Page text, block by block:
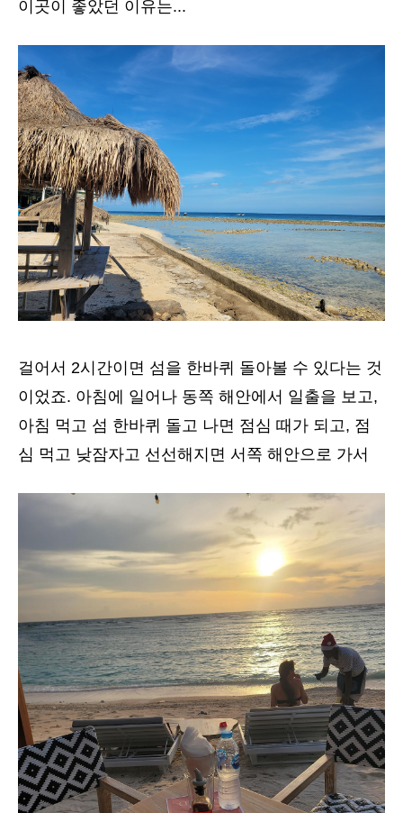
이곳이 좋았던 이유는...
걸어서 2시간이면 섬을 한바퀴 돌아볼 수 있다는 것
이었죠. 아침에 일어나 동쪽 해안에서 일출을 보고,
아침 먹고 섬 한바퀴 돌고 나면 점심 때가 되고, 점
심 먹고 낮잠자고 선선해지면 서쪽 해안으로 가서